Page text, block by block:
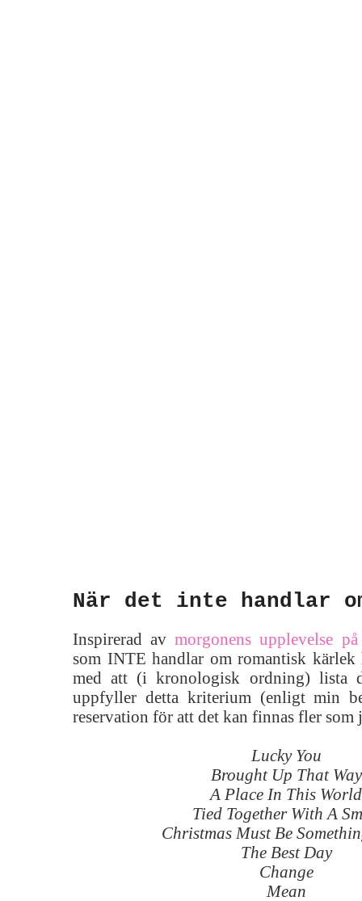
När det inte handlar
Inspirerad avmorgonens upplevelse
som INTE handlar om romantisk
med att (i kronologisk ordning) lista
uppfyller detta kriterium (enligt min
reservation för att det kan finnas fler
Lucky You
Brought Up That Way
A Place In This World
Tied Together With A
Christmas Must Be
The Best Day
Change
Mean